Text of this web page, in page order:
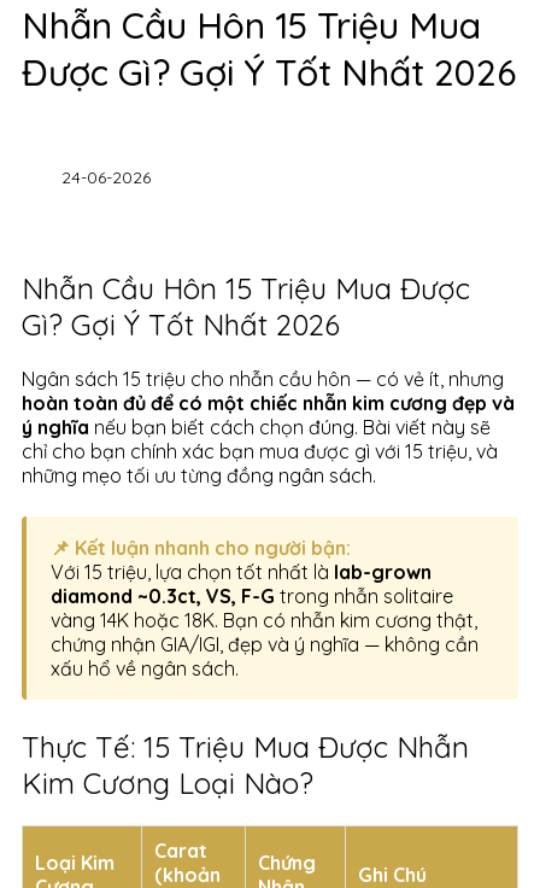
Nhẫn Cầu Hôn 15 Triệu Mua
Được Gì? Gợi Ý Tốt Nhất 2026
Nhẫn Cầu Hôn 15 Triệu Mua Được
Gì? Gợi Ý Tốt Nhất 2026
Ngân sách 15 triệu cho nhẫn cầu hôn — có vẻ ít, nhưng
hoàn toàn đủ để có một chiếc nhẫn kim cương đẹp và
ý nghĩa nếu bạn biết cách chọn đúng. Bài viết này sẽ
chỉ cho bạn chính xác bạn mua được gì với 15 triệu, và
những mẹo tối ưu từng đồng ngân sách.
📌 Kết luận nhanh cho người bận:
Với 15 triệu, lựa chọn tốt nhất là lab-grown
diamond ~0.3ct, VS, F-G trong nhẫn solitaire
vàng 14K hoặc 18K. Bạn có nhẫn kim cương thật,
chứng nhận GIA/IGI, đẹp và ý nghĩa — không cần
xấu hổ về ngân sách.
Thực Tế: 15 Triệu Mua Được Nhẫn
Kim Cương Loại Nào?
Loại Kim
Carat
(khoản
Chứng
Ghi Chú
24-06-2026